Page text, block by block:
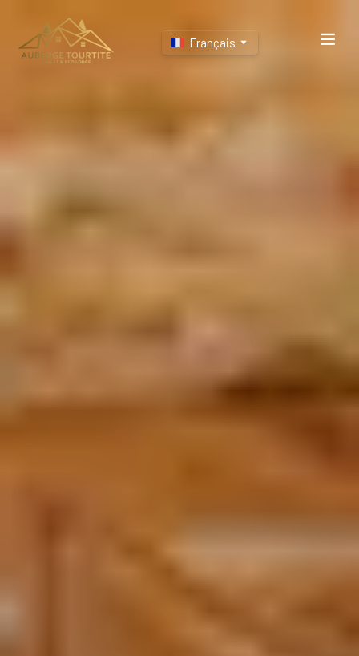
Français